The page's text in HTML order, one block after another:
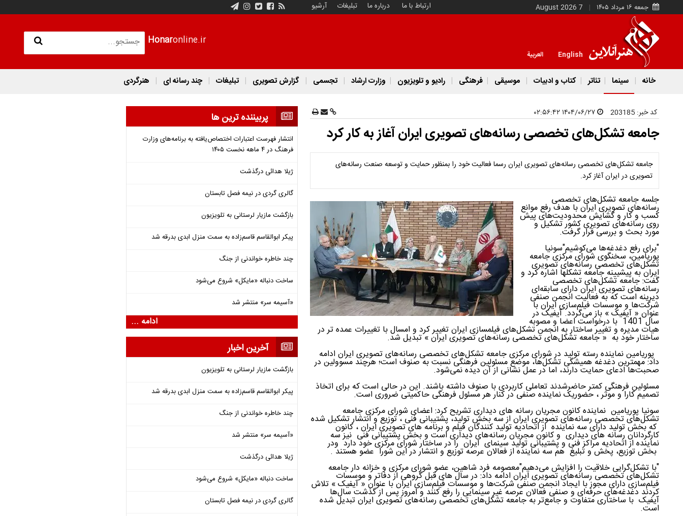
جمعه ۱۶ مرداد ۱۴۰۵ 7 August 2026 ارتباط با ما درباره ما تبلیغات آرشیو
Honaronline.ir
English العربية
خانه سینما تئاتر کتاب و ادبیات موسیقی فرهنگی رادیو و تلویزیون وزارت ارشاد تجسمی گزارش تصویری تبلیغات چند رسانه ای هنرگردی
کد خبر: 203185
جامعه تشکل‌های تخصصی رسانه‌‌های تصویری ایران آغاز به کار کرد
جامعه تشکل‌های تخصصی رسانه‌‌های تصویری ایران رسما فعالیت خود را بمنظور حمایت و توسعه صنعت رسانه‌های
تصویری در ایران آغاز کرد.
جلسه جامعه تشکل‌های تخصصی
رسانه‌‌های تصویری ایران با هدف رفع موانع
کسب و کار و گشایش محدودیت‌های پیش
روی رسانه‌های تصویری کشور تشکیل و
مورد بحث و بررسی قرار گرفت.
"برای رفع دغدغه‌ها می‌کوشیم"سونیا
پوریامین، سخنگوی شورای مرکزی جامعه
تشکل‌های تخصصی رسانه‌‌های تصویری
ایران به پیشیینه جامعه تشکلها اشاره کرد و
گفت: جامعه تشکل‌های تخصصی
رسانه‌‌های تصویری ایران دارای سابقه‌ای
دیرینه است که به فعالیت انجمن صنفی
شرکت‌ها و موسسات فیلم‌سازی ایران با
عنوان « آیفیک » باز می‌گردد. آیفیک در
سال 1401 با درخواست اعضا و مصوبه
هیات مدیره و تغییر ساختار به انجمن تشکل‌های فیلمسازی ایران تغییر کرد و امسال با تغییرات عمده تر در
ساختار خود به « جامعه تشکل‌های تخصصی رسانه‌‌های تصویری ایران » تبدیل شد.
پوریامین نماینده رسته تولید در شورای مرکزی جامعه تشکل‌های تخصصی رسانه‌‌های تصویری ایران ادامه
داد: مهمترین دغدغه همیشگی تشکل‌ها، موضع مسئولین فرهنگی نسبت به صنوف است؛ هرچند مسوولین در
صحبت‌ها ادعای حمایت دارند، اما در عمل نشانی از آن دیده نمی‌شود.
مسئولین فرهنگی کمتر حاضرشدند تعاملی کاربردی با صنوف داشته باشند. این در حالی است که برای اتخاذ
تصمیم کارا و موثر ، حضوریک نماینده صنفی در کنار هر مسئول فرهنگی حاکمیتی ضروری است.
سونیا پوریامین نماینده کانون مجریان رسانه های دیداری تشریح کرد: اعضای شورای مرکزی جامعه
تشکل‌های تخصصی رسانه‌‌های تصویری ایران از سه بخش تولید، پشتیبانی فنی ، توزیع و انتشار تشکیل شده
که بخش تولید دارای سه نماینده از اتحادیه تولید کنندگان فیلم و برنامه های تصویری ایران ، کانون
کارگردانان رسانه های دیداری و کانون مجریان رسانه‌های دیداری است و بخش پشتیبانی فنی نیز سه
نماینده از اتحادیه مراکز فنی و پشتیبانی تولید سینمای ایران را در ساختار شورای مرکزی خود دارد ودر
بخش توزیع، پخش و تبلیغ هم سه نماینده از فعالان عرصه توزیع و انتشار در این شورا عضو هستند .
"با تشکل‌گرایی خلاقیت را افزایش می‌دهیم"معصومه فرد شاهین، عضو شورای مرکزی و خزانه دار جامعه
تشکل‌های تخصصی رسانه‌‌های تصویری ایران ادامه داد: در سال های قبل گروهی از دفاتر و موسسات
فیلم‌سازی دارای مجوز با ایجاد انجمن صنفی شرکت‌ها و موسسات فیلم‌سازی ایران با عنوان « آیفیک » تلاش
کردند دغدغه‌های حرفه‌ای و صنفی فعالان عرصه غیر سینمایی را رفع کنند و امروز پس از گذشت سال‌ها
آیفیک با ساختاری متفاوت و جامع‌تر به جامعه تشکل‌های تخصصی رسانه‌‌های تصویری ایران تبدیل شده
است.
پربیننده ترین ها
انتشار فهرست اعتبارات اختصاص‌یافته به برنامه‌های وزارت
فرهنگ در ۴ ماهه نخست ۱۴۰۵
ژیلا هدائی درگذشت
گالری گردی در نیمه فصل تابستان
بازگشت مازیار لرستانی به تلویزیون
پیکر ابوالقاسم قاسم‌زاده به سمت منزل ابدی بدرقه شد
چند خاطره خواندنی از جنگ
ساخت دنباله «مایکل» شروع می‌شود
«آسیمه سر» منتشر شد
ادامه ...
آخرین اخبار
بازگشت مازیار لرستانی به تلویزیون
پیکر ابوالقاسم قاسم‌زاده به سمت منزل ابدی بدرقه شد
چند خاطره خواندنی از جنگ
«آسیمه سر» منتشر شد
ژیلا هدائی درگذشت
ساخت دنباله «مایکل» شروع می‌شود
گالری گردی در نیمه فصل تابستان